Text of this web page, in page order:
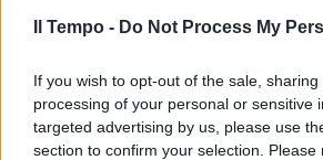
Il Tempo - Do Not Process My
If you wish to opt-out of the sale,
processing of your personal or sensitive
targeted advertising by us, please use
section to confirm your selection.